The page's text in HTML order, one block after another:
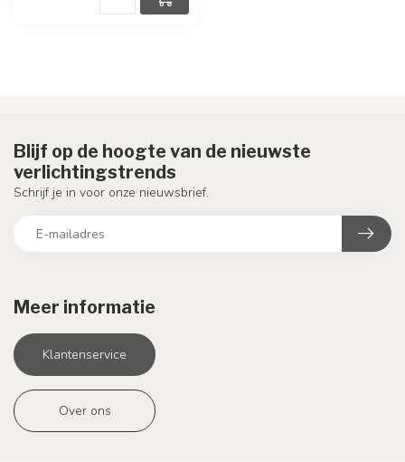
Meer informatie
Klantenservice
Over ons
Blijf op de hoogte van de nieuwste
verlichtingstrends
Schrijf je in voor onze nieuwsbrief.